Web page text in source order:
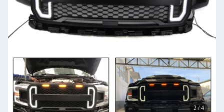
2/4